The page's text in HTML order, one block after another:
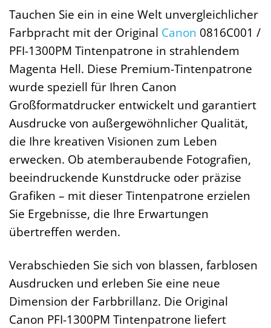
Tauchen Sie ein in eine Welt unvergleichlicher
Farbpracht mit der Original Canon 0816C001 /
PFI-1300PM Tintenpatrone in strahlendem
Magenta Hell. Diese Premium-Tintenpatrone
wurde speziell für Ihren Canon
Großformatdrucker entwickelt und garantiert
Ausdrucke von außergewöhnlicher Qualität,
die Ihre kreativen Visionen zum Leben
erwecken. Ob atemberaubende Fotografien,
beeindruckende Kunstdrucke oder präzise
Grafiken – mit dieser Tintenpatrone erzielen
Sie Ergebnisse, die Ihre Erwartungen
übertreffen werden.
Verabschieden Sie sich von blassen, farblosen
Ausdrucken und erleben Sie eine neue
Dimension der Farbbrillanz. Die Original
Canon PFI-1300PM Tintenpatrone liefert